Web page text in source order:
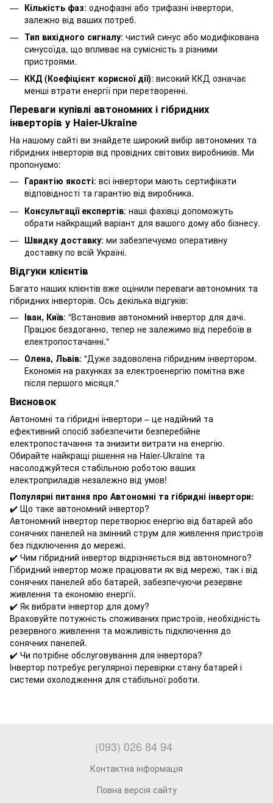
Кількість фаз: однофазні або трифазні інвертори,
залежно від ваших потреб.
Тип вихідного сигналу: чистий синус або модифікована
синусоїда, що впливає на сумісність з різними
пристроями.
ККД (Коефіцієнт корисної дії): високий ККД означає
менші втрати енергії при перетворенні.
Переваги купівлі автономних і гібридних
інверторів у Haier-Ukraine
На нашому сайті ви знайдете широкий вибір автономних та
гібридних інверторів від провідних світових виробників. Ми
пропонуємо:
Гарантію якості: всі інвертори мають сертифікати
відповідності та гарантію від виробника.
Консультації експертів: наші фахівці допоможуть
обрати найкращий варіант для вашого дому або бізнесу.
Швидку доставку: ми забезпечуємо оперативну
доставку по всій Україні.
Відгуки клієнтів
Багато наших клієнтів вже оцінили переваги автономних та
гібридних інверторів. Ось декілька відгуків:
Іван, Київ: "Встановив автономний інвертор для дачі.
Працює бездоганно, тепер не залежимо від перебоїв в
електропостачанні."
Олена, Львів: "Дуже задоволена гібридним інвертором.
Економія на рахунках за електроенергію помітна вже
після першого місяця."
Висновок
Автономні та гібридні інвертори – це надійний та
ефективний спосіб забезпечити безперебійне
електропостачання та знизити витрати на енергію.
Обирайте найкращі рішення на Haier-Ukraine та
насолоджуйтеся стабільною роботою ваших
електроприладів незалежно від умов!
Популярні питання про Автономні та гібридні інвертори:
✔️ Що таке автономний інвертор?
Автономний інвертор перетворює енергію від батарей або
сонячних панелей на змінний струм для живлення пристроїв
без підключення до мережі.
✔️ Чим гібридний інвертор відрізняється від автономного?
Гібридний інвертор може працювати як від мережі, так і від
сонячних панелей або батарей, забезпечуючи резервне
живлення та економію енергії.
✔️ Як вибрати інвертор для дому?
Враховуйте потужність споживаних пристроїв, необхідність
резервного живлення та можливість підключення до
сонячних панелей.
✔️ Чи потрібне обслуговування для інвертора?
Інвертор потребує регулярної перевірки стану батарей і
системи охолодження для стабільної роботи.
(093) 026 84 94
Контактна інформація
Повна версія сайту